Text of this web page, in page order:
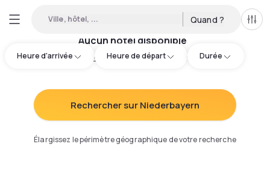
Ville, hôtel, ... Quand ?
Heure d'arrivée Heure de départ Durée
Aucun hôtel disponible
Essayez d'ajuster votre recherche:
Rechercher sur Niederbayern
Élargissez le périmètre géographique de votre recherche